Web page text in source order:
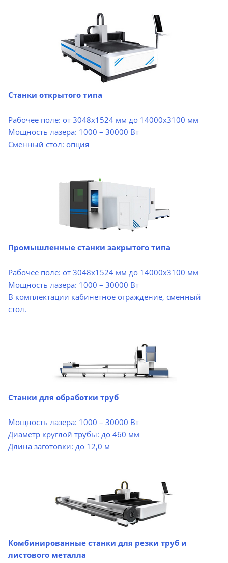
Станки открытого типа
Рабочее поле: от 3048х1524 мм до 14000х3100 мм
Мощность лазера: 1000 – 30000 Вт
Сменный стол: опция
Промышленные станки закрытого типа
Рабочее поле: от 3048х1524 мм до 14000х3100 мм
Мощность лазера: 1000 – 30000 Вт
В комплектации кабинетное ограждение, сменный
стол.
Станки для обработки труб
Мощность лазера: 1000 – 30000 Вт
Диаметр круглой трубы: до 460 мм
Длина заготовки: до 12,0 м
Комбинированные станки для резки труб и
листового металла